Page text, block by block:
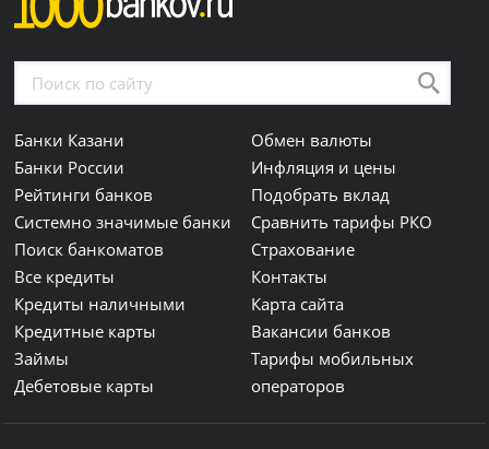
Банки Казани
Банки России
Рейтинги банков
Системно значимые банки
Поиск банкоматов
Все кредиты
Кредиты наличными
Кредитные карты
Займы
Дебетовые карты
Обмен валюты
Инфляция и цены
Подобрать вклад
Сравнить тарифы РКО
Страхование
Контакты
Карта сайта
Вакансии банков
Тарифы мобильных
операторов